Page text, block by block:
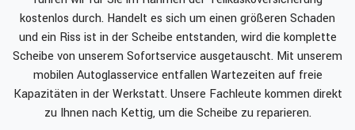
kostenlos durch. Handelt es sich um einen größeren Schaden
und ein Riss ist in der Scheibe entstanden, wird die komplette
Scheibe von unserem Sofortservice ausgetauscht. Mit unserem
mobilen Autoglasservice entfallen Wartezeiten auf freie
Kapazitäten in der Werkstatt. Unsere Fachleute kommen direkt
zu Ihnen nach Kettig, um die Scheibe zu reparieren.